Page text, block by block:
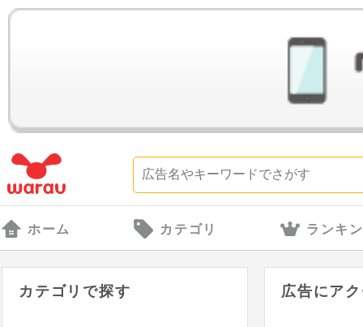
ホーム カテゴリ ランキ
広告にア
カテゴリで探す